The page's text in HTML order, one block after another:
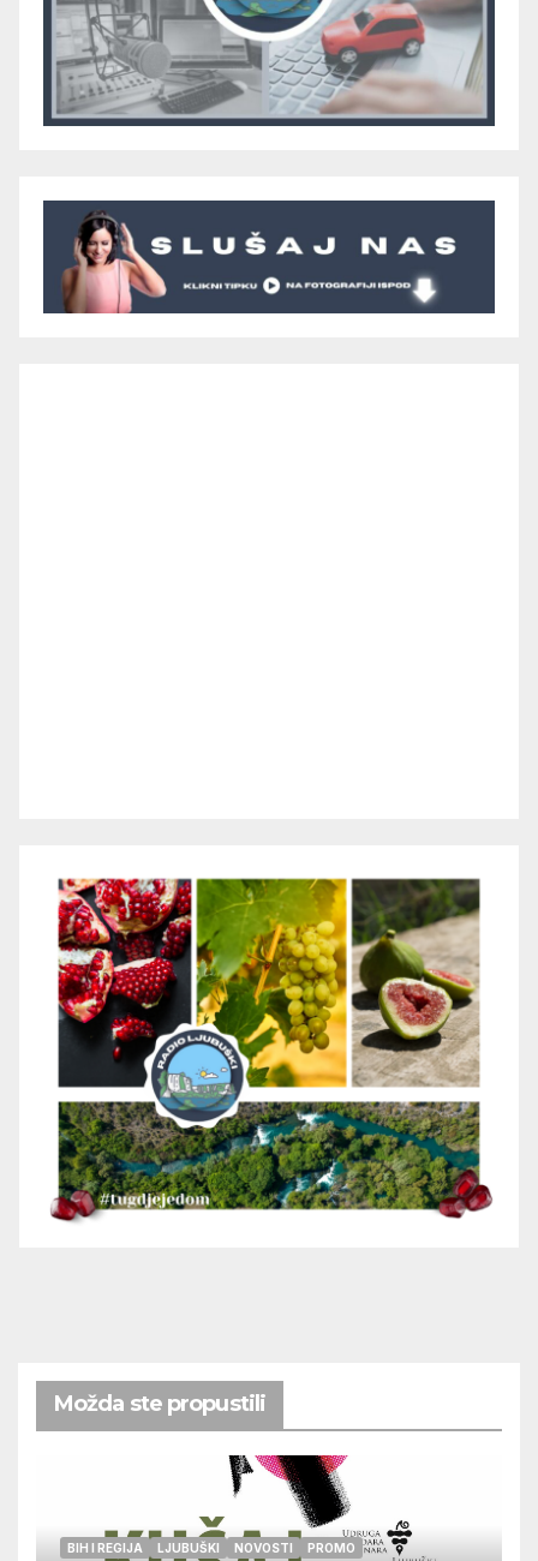
Možda ste propustili
BIH I REGIJA LJUBUŠKI NOVOSTI PROMO